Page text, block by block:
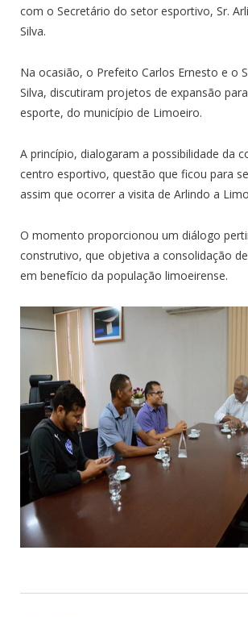
com o Secretário do setor esportivo, Sr.
Silva.
Na ocasião, o Prefeito Carlos Ernesto e o
Silva, discutiram projetos de expansão
esporte, do município de Limoeiro.
A princípio, dialogaram a possibilidade da
centro esportivo, questão que ficou para
assim que ocorrer a visita de Arlindo a
O momento proporcionou um diálogo
construtivo, que objetiva a consolidação
em benefício da população limoeirense.